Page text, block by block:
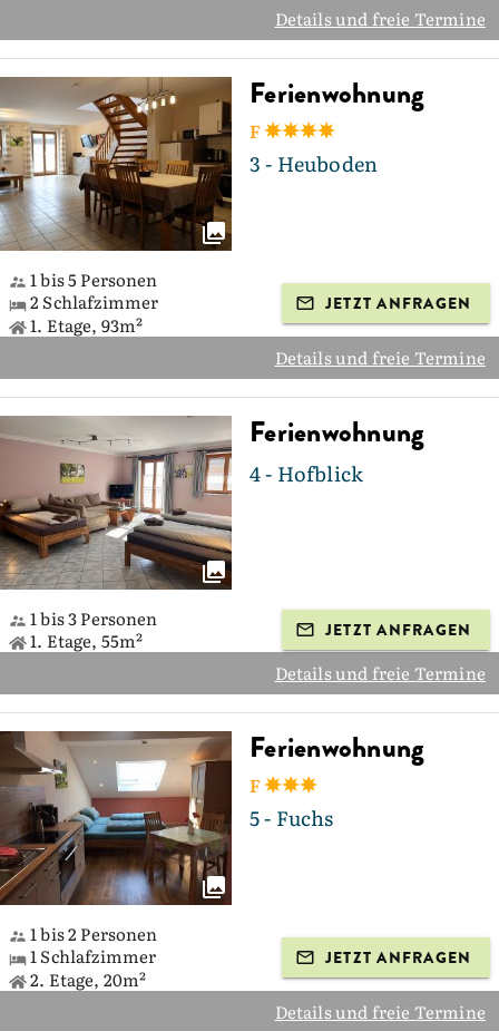
Details und freie Termine
Ferienwohnung
F
3 - Heuboden
1 bis 5 Personen
2 Schlafzimmer
1. Etage, 93m²
JETZT ANFRAGEN
Details und freie Termine
Ferienwohnung
4 - Hofblick
1 bis 3 Personen
1. Etage, 55m²
JETZT ANFRAGEN
Details und freie Termine
Ferienwohnung
F
5 - Fuchs
1 bis 2 Personen
1 Schlafzimmer
2. Etage, 20m²
JETZT ANFRAGEN
Details und freie Termine